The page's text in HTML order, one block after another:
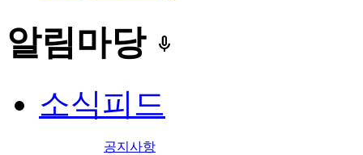
알림마당 keyboard_voice
소식피드
공지사항